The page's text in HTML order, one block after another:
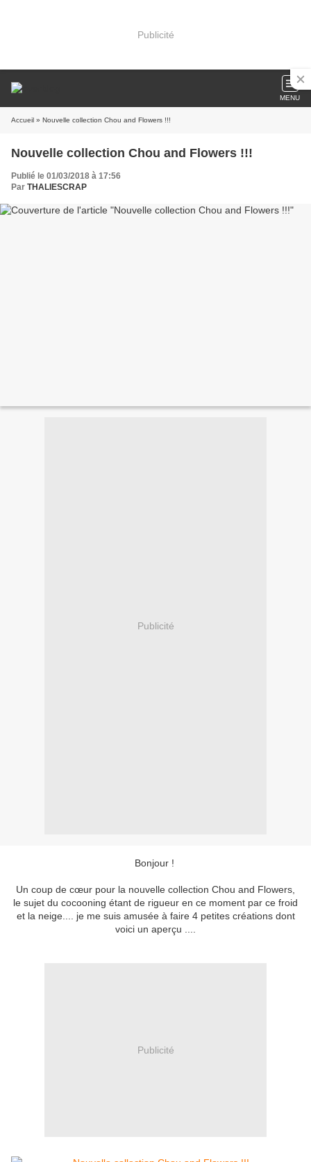
Publicité
MENU
Accueil » Nouvelle collection Chou and Flowers !!!
Nouvelle collection Chou and Flowers !!!
Publié le 01/03/2018 à 17:56
Par THALIESCRAP
Publicité
Bonjour !
Un coup de cœur pour la nouvelle collection Chou and Flowers,
le sujet du cocooning étant de rigueur en ce moment par ce froid
et la neige.... je me suis amusée à faire 4 petites créations dont
voici un aperçu ....
Publicité